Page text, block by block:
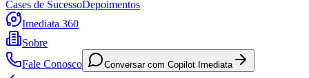
Cases de SucessoDepoimentos
Imediata 360
Sobre
Fale Conosco
Conversar com Copilot Imediata